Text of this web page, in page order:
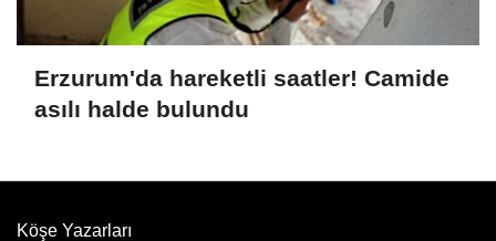
Erzurum'da hareketli saatler! Camide
asılı halde bulundu
Köşe Yazarları